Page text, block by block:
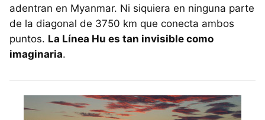
adentran en Myanmar. Ni siquiera en ninguna parte
de la diagonal de 3750 km que conecta ambos
puntos. La Línea Hu es tan invisible como
imaginaria.